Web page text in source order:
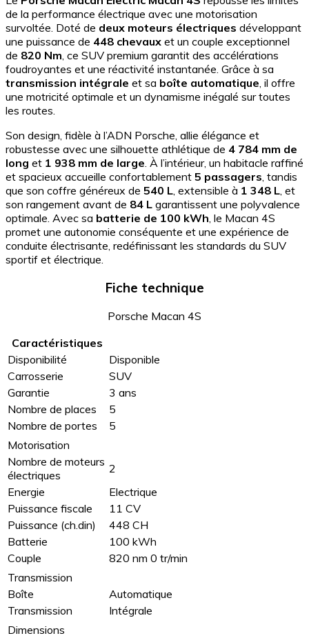
de la performance électrique avec une motorisation
survoltée. Doté de deux moteurs électriques développant
une puissance de 448 chevaux et un couple exceptionnel
de 820 Nm, ce SUV premium garantit des accélérations
foudroyantes et une réactivité instantanée. Grâce à sa
transmission intégrale et sa boîte automatique, il offre
une motricité optimale et un dynamisme inégalé sur toutes
les routes.
Son design, fidèle à l’ADN Porsche, allie élégance et
robustesse avec une silhouette athlétique de 4 784 mm de
long et 1 938 mm de large. À l’intérieur, un habitacle raffiné
et spacieux accueille confortablement 5 passagers, tandis
que son coffre généreux de 540 L, extensible à 1 348 L, et
son rangement avant de 84 L garantissent une polyvalence
optimale. Avec sa batterie de 100 kWh, le Macan 4S
promet une autonomie conséquente et une expérience de
conduite électrisante, redéfinissant les standards du SUV
sportif et électrique.
Fiche technique
Porsche Macan 4S
Caractéristiques
Disponibilité
Disponible
Carrosserie
SUV
Garantie
3 ans
Nombre de places
5
Nombre de portes
5
Motorisation
Nombre de moteurs
électriques
2
Energie
Electrique
Puissance fiscale
11 CV
Puissance (ch.din)
448 CH
Batterie
100 kWh
Couple
820 nm 0 tr/min
Transmission
Boîte
Automatique
Transmission
Intégrale
Dimensions